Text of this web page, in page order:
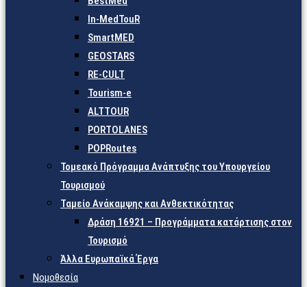
In-MedTouR
SmartMED
GEOSTARS
RE-CULT
Tourism-e
ALTTOUR
PORTOLANES
POPRoutes
Τομεακό Πρόγραμμα Ανάπτυξης του Υπουργείου
Τουρισμού
Ταμείο Ανάκαμψης και Ανθεκτικότητας
Δράση 16921 – Προγράμματα κατάρτισης στον
Τουρισμό
Άλλα Ευρωπαϊκά Έργα
Νομοθεσία